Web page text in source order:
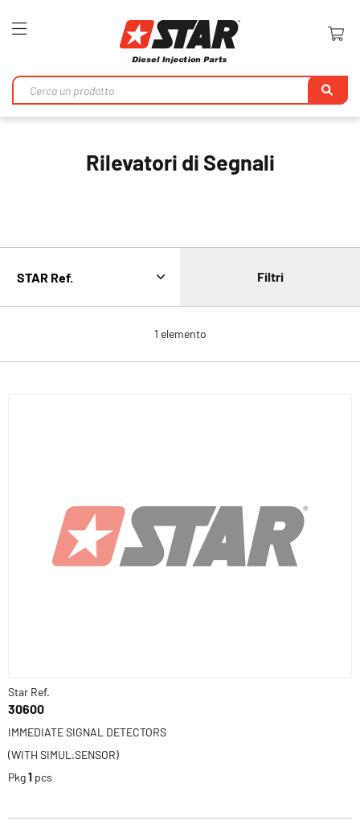
Toggle
Rilevatori di Segnali
1 elemento
Filtri
Star Ref.
30600
IMMEDIATE SIGNAL DETECTORS
(WITH SIMUL.SENSOR)
Pkg1 pcs